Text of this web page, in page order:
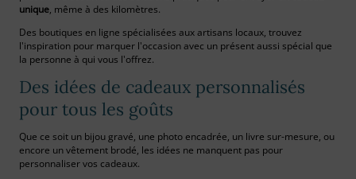
unique, même à des kilomètres.
Des boutiques en ligne spécialisées aux artisans locaux, trouvez
l'inspiration pour marquer l'occasion avec un présent aussi spécial que
la personne à qui vous l'offrez.
Des idées de cadeaux personnalisés
pour tous les goûts
Que ce soit un bijou gravé, une photo encadrée, un livre sur-mesure, ou
encore un vêtement brodé, les idées ne manquent pas pour
personnaliser vos cadeaux.